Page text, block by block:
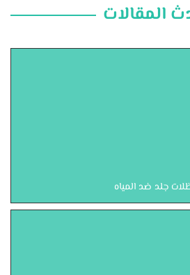
المقالات
جلد ضد المياه